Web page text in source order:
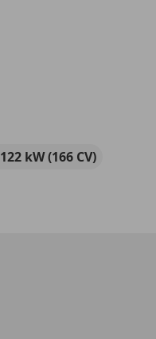
122 kW (166 CV)